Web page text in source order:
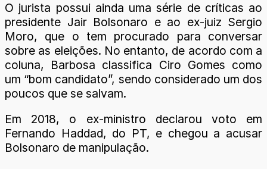
O jurista possui ainda uma série de críticas ao
presidente Jair Bolsonaro e ao ex-juiz Sergio
Moro, que o tem procurado para conversar
sobre as eleições. No entanto, de acordo com a
coluna, Barbosa classifica Ciro Gomes como
um “bom candidato”, sendo considerado um dos
poucos que se salvam.
Em 2018, o ex-ministro declarou voto em
Fernando Haddad, do PT, e chegou a acusar
Bolsonaro de manipulação.